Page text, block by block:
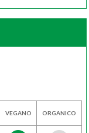
VEGANO ORGANICO